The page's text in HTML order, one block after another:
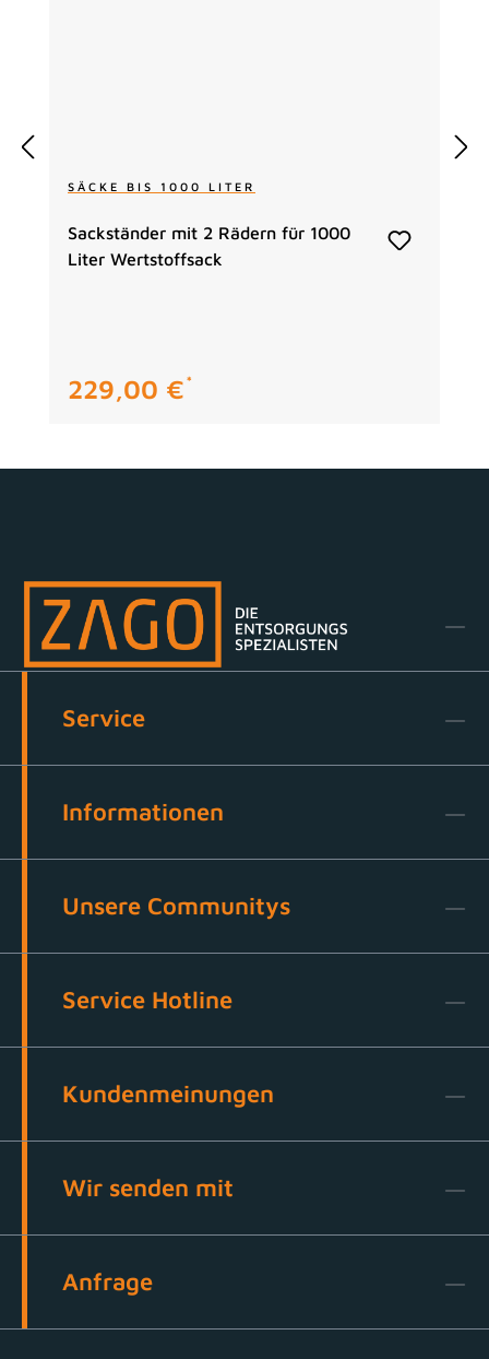
SÄCKE BIS 1000 LITER
Sackständer mit 2 Rädern für 1000
Liter Wertstoffsack
regulärer preis:
229,00 €
Service
Informationen
Unsere Communitys
Service Hotline
Kundenmeinungen
Wir senden mit
Anfrage